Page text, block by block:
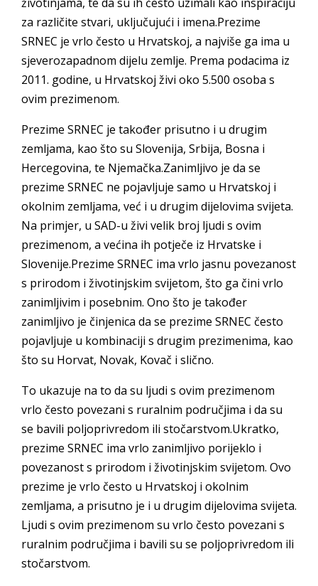
za različite stvari, uključujući i imena.Prezime
SRNEC je vrlo često u Hrvatskoj, a najviše ga ima u
sjeverozapadnom dijelu zemlje. Prema podacima iz
2011. godine, u Hrvatskoj živi oko 5.500 osoba s
ovim prezimenom.
Prezime SRNEC je također prisutno i u drugim
zemljama, kao što su Slovenija, Srbija, Bosna i
Hercegovina, te Njemačka.Zanimljivo je da se
prezime SRNEC ne pojavljuje samo u Hrvatskoj i
okolnim zemljama, već i u drugim dijelovima svijeta.
Na primjer, u SAD-u živi velik broj ljudi s ovim
prezimenom, a većina ih potječe iz Hrvatske i
Slovenije.Prezime SRNEC ima vrlo jasnu povezanost
s prirodom i životinjskim svijetom, što ga čini vrlo
zanimljivim i posebnim. Ono što je također
zanimljivo je činjenica da se prezime SRNEC često
pojavljuje u kombinaciji s drugim prezimenima, kao
što su Horvat, Novak, Kovač i slično.
To ukazuje na to da su ljudi s ovim prezimenom
vrlo često povezani s ruralnim područjima i da su
se bavili poljoprivredom ili stočarstvom.Ukratko,
prezime SRNEC ima vrlo zanimljivo porijeklo i
povezanost s prirodom i životinjskim svijetom. Ovo
prezime je vrlo često u Hrvatskoj i okolnim
zemljama, a prisutno je i u drugim dijelovima svijeta.
Ljudi s ovim prezimenom su vrlo često povezani s
ruralnim područjima i bavili su se poljoprivredom ili
stočarstvom.